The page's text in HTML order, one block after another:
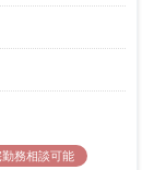
勤務相談可能